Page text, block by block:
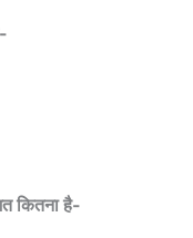
कितना है-